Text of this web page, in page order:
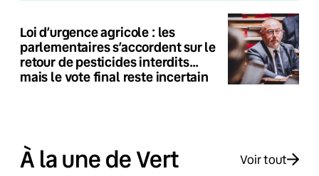
Loi d’urgence agricole : les
parlementaires s’accordent sur le
retour de pesticides interdits…
mais le vote final reste incertain
À la une de Vert Voir tout